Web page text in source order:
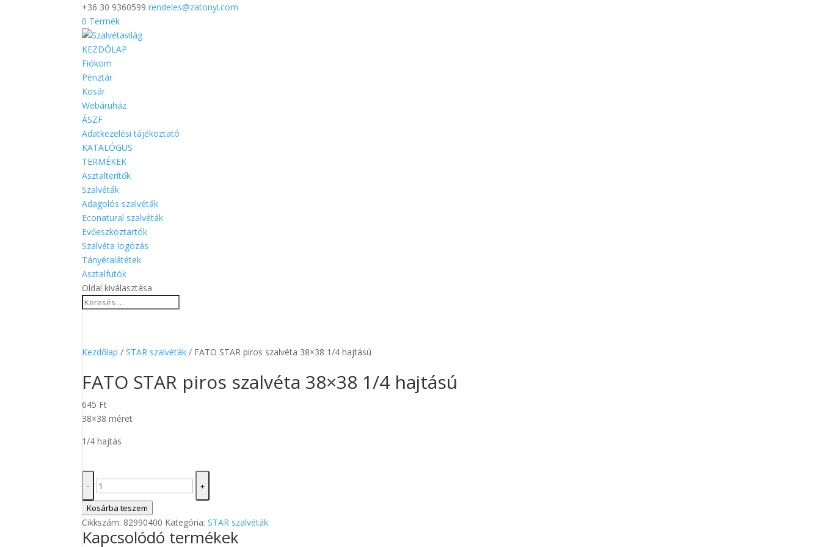
+36 30 9360599 rendeles@zatonyi.com
0 Termék
KEZDŐLAP
Fiókom
Pénztár
Kosár
Webáruház
ÁSZF
Adatkezelési tájékoztató
KATALÓGUS
TERMÉKEK
Asztalterítők
Szalvéták
Adagolós szalvéták
Econatural szalvéták
Evőeszköztartók
Szalvéta logózás
Tányéralátétek
Asztalfutók
Oldal kiválasztása
Kezdőlap /STAR szalvéták / FATO STAR piros szalvéta 38×38 1/4 hajtású
FATO STAR piros szalvéta 38×38 1/4 hajtású
645 Ft
38×38 méret
1/4 hajtás
-
FATO
STAR
piros
szalvéta
38x38
+
Kosárba teszem
Cikkszám: 82990400 Kategória:STAR szalvéták
Kapcsolódó termékek